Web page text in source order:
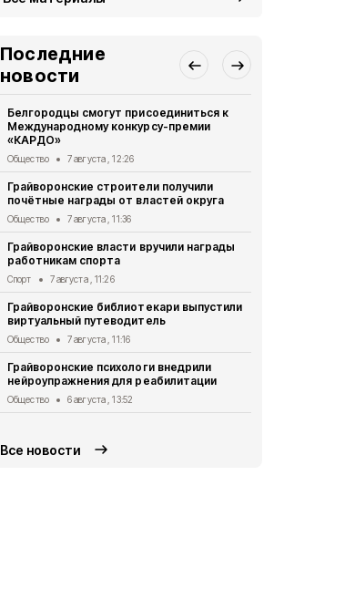
Последние
новости
Белгородцы смогут присоединиться к
Международному конкурсу-премии
«КАРДО»
Общество 7 августа , 12:26
Грайворонские строители получили
почётные награды от властей округа
Общество 7 августа , 11:36
Грайворонские власти вручили награды
работникам спорта
Спорт 7 августа , 11:26
Грайворонские библиотекари выпустили
виртуальный путеводитель
Общество 7 августа , 11:16
Грайворонские психологи внедрили
нейроупражнения для реабилитации
Общество 6 августа , 13:52
Все новости